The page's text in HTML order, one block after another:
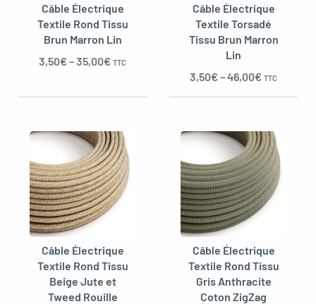
Câble Électrique
Textile Rond Tissu
Brun Marron Lin
3,50€–35,00€ TTC
Câble Électrique
Textile Torsadé
Tissu Brun Marron
Lin
3,50€–46,00€ TTC
Câble Électrique
Textile Rond Tissu
Beige Jute et
Tweed Rouille
Câble Électrique
Textile Rond Tissu
Gris Anthracite
Coton ZigZag